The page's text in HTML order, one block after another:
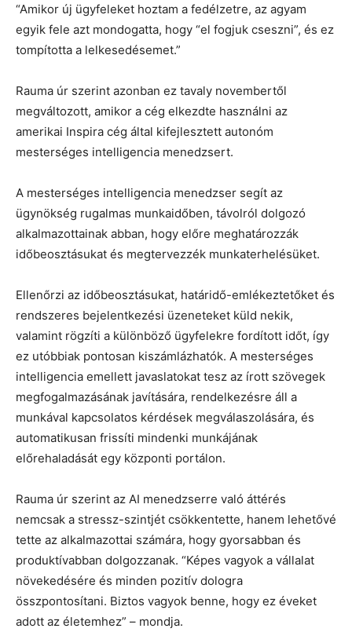
“Amikor új ügyfeleket hoztam a fedélzetre, az agyam
egyik fele azt mondogatta, hogy “el fogjuk cseszni”, és ez
tompította a lelkesedésemet.”
Rauma úr szerint azonban ez tavaly novembertől
megváltozott, amikor a cég elkezdte használni az
amerikai Inspira cég által kifejlesztett autonóm
mesterséges intelligencia menedzsert.
A mesterséges intelligencia menedzser segít az
ügynökség rugalmas munkaidőben, távolról dolgozó
alkalmazottainak abban, hogy előre meghatározzák
időbeosztásukat és megtervezzék munkaterhelésüket.
Ellenőrzi az időbeosztásukat, határidő-emlékeztetőket és
rendszeres bejelentkezési üzeneteket küld nekik,
valamint rögzíti a különböző ügyfelekre fordított időt, így
ez utóbbiak pontosan kiszámlázhatók. A mesterséges
intelligencia emellett javaslatokat tesz az írott szövegek
megfogalmazásának javítására, rendelkezésre áll a
munkával kapcsolatos kérdések megválaszolására, és
automatikusan frissíti mindenki munkájának
előrehaladását egy központi portálon.
Rauma úr szerint az AI menedzserre való áttérés
nemcsak a stressz-szintjét csökkentette, hanem lehetővé
tette az alkalmazottai számára, hogy gyorsabban és
produktívabban dolgozzanak. “Képes vagyok a vállalat
növekedésére és minden pozitív dologra
összpontosítani. Biztos vagyok benne, hogy ez éveket
adott az életemhez” – mondja.